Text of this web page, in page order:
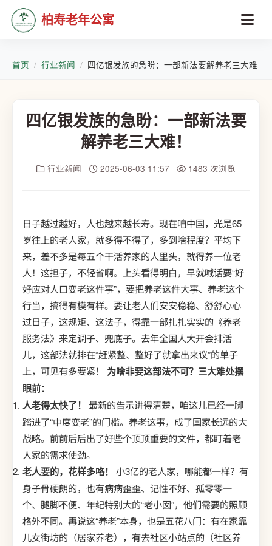
柏寿老年公寓
首页 行业新闻 四亿银发族的急盼：一部新法要解养老三大难！
四亿银发族的急盼：一部新法要
解养老三大难！
行业新闻 2025-06-03 11:57 1483 次浏览
日子越过越好，人也越来越长寿。现在咱中国，光是65
岁往上的老人家，就多得不得了，多到啥程度？平均下
来，差不多是每五个干活养家的人里头，就得养一位老
人！这担子，不轻省啊。上头看得明白，早就喊话要“好
好应对人口变老这件事”，要把养老这件大事、养老这个
行当，搞得有模有样。要让老人们安安稳稳、舒舒心心
过日子，这规矩、这法子，得靠一部扎扎实实的《养老
服务法》来定调子、兜底子。去年全国人大开会排活
儿，这部法就排在“赶紧整、整好了就拿出来议”的单子
上，可见有多要紧！ 为啥非要这部法不可？三大难处摆
眼前：
人老得太快了！
最新的告示讲得清楚，咱这儿已经一脚
踏进了“中度变老”的门槛。养老这事，成了国家长远的大
战略。前前后后出了好些个顶顶重要的文件，都盯着老
人家的需求使劲。
老人要的，花样多咯！
小3亿的老人家，哪能都一样？有
身子骨硬朗的，也有病病歪歪、记性不好、孤零零一
个、腿脚不便、年纪特别大的“老小囡”，他们需要的照顾
格外不同。再说这“养老”本身，也是五花八门：有在家靠
儿女街坊的（居家养老），有去社区小站点的（社区养